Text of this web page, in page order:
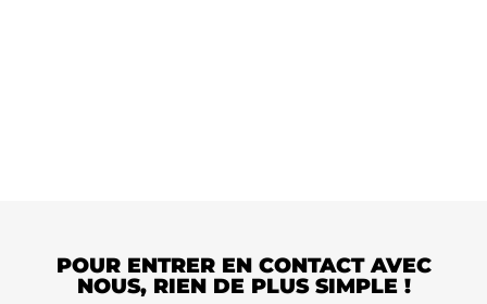
POUR ENTRER EN CONTACT AVEC
NOUS, RIEN DE PLUS SIMPLE !